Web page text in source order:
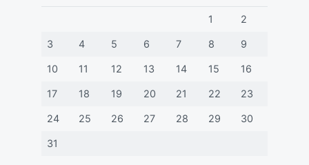
1 2
3 4 5 6 7 8 9
10 11 12 13 14 15 16
17 18 19 20 21 22 23
24 25 26 27 28 29 30
31